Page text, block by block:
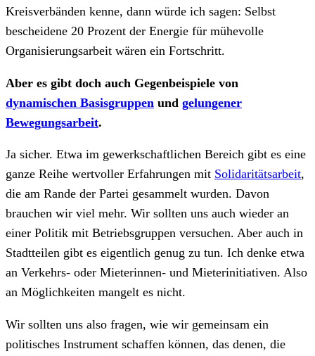
Kreisverbänden kenne, dann würde ich sagen: Selbst
bescheidene 20 Prozent der Energie für mühevolle
Organisierungsarbeit wären ein Fortschritt.
Aber es gibt doch auch Gegenbeispiele von
dynamischen Basisgruppen und gelungener
Bewegungsarbeit.
Ja sicher. Etwa im gewerkschaftlichen Bereich gibt es eine
ganze Reihe wertvoller Erfahrungen mit Solidaritätsarbeit,
die am Rande der Partei gesammelt wurden. Davon
brauchen wir viel mehr. Wir sollten uns auch wieder an
einer Politik mit Betriebsgruppen versuchen. Aber auch in
Stadtteilen gibt es eigentlich genug zu tun. Ich denke etwa
an Verkehrs- oder Mieterinnen- und Mieterinitiativen. Also
an Möglichkeiten mangelt es nicht.
Wir sollten uns also fragen, wie wir gemeinsam ein
politisches Instrument schaffen können, das denen, die